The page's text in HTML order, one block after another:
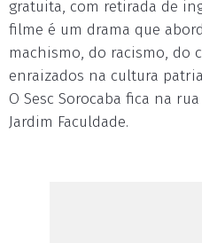
gratuita, com retirada de
filme é um drama que
machismo, do racismo, do
enraizados na cultura
O Sesc Sorocaba fica na
Jardim Faculdade.